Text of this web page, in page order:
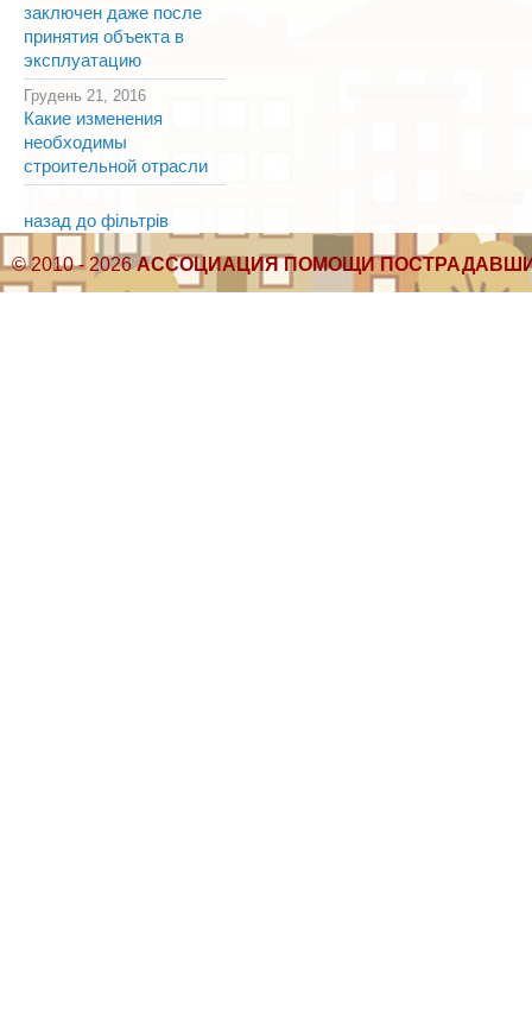
заключен даже после
принятия объекта в
эксплуатацию
Грудень 21, 2016
Какие изменения
необходимы
строительной отрасли
назад до фільтрів
© 2010 - 2026АССОЦИАЦИЯ ПОМОЩИ